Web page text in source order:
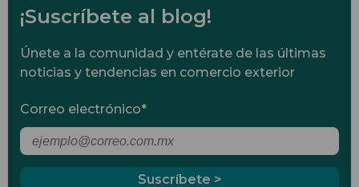
¡Suscríbete al blog!
Únete a la comunidad y entérate de las últimas
noticias y tendencias en comercio exterior
Correo electrónico*